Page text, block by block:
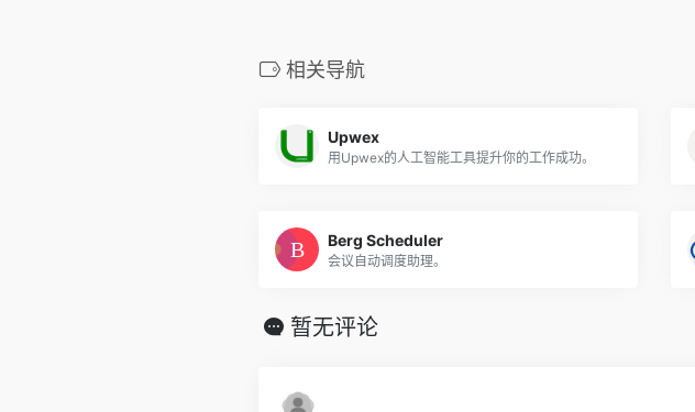
相关导航
Upwex
用Upwex的人工智能工具提升你的工作成功。
Berg Scheduler
会议自动调度助理。
暂无评论